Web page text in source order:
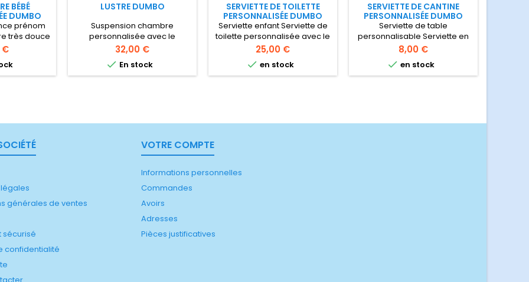
BÉBÉ
DUMBO
prénom
très douce
du bébé
€
LUSTRE DUMBO
Suspension chambre
personnalisée avec le
prénom de votre enfant sur le
thème de Dumbo l'éléphant. 2
tailles : diamètre 20 ou 25 cm
Veuillez écrire le prénom ci-
Prix
32,00 €
 En stock
SERVIETTE DE TOILETTE
PERSONNALISÉE DUMBO
Serviette enfant Serviette de
toilette personnalisée avec le
prénom de votre enfant.
Serviette blanche en
microfibre et éponge avec
l'adorable petit éléphant
Prix
25,00 €
 en stock
SERVIETTE DE CANTINE
PERSONNALISÉE DUMBO
Serviette de table
personnalisable Serviette en
microfibre très douce,
personnalisée avec le
prénom de votre enfant
Modèle Dumbo
Prix
8,00 €
 en stock
générales de ventes
sécurisé
confidentialité
VOTRE COMPTE
Informations personnelles
Commandes
Avoirs
Adresses
Pièces justificatives